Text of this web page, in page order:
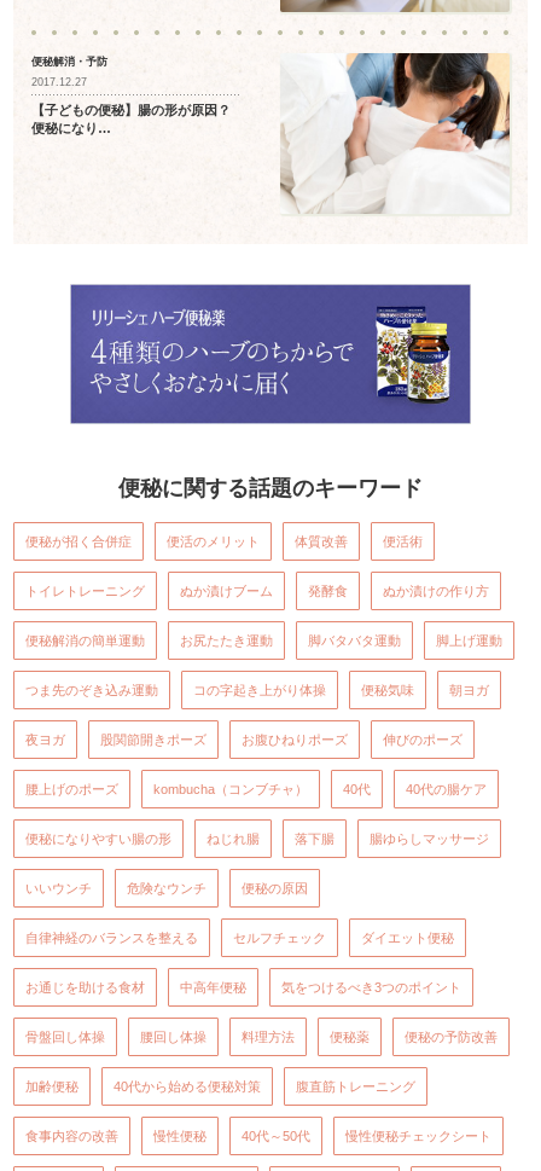
便秘解消・予防
2017.12.27
【子どもの便秘】腸の形が原因？
便秘になり…
便秘に関する話題のキーワード
便秘が招く合併症 便活のメリット 体質改善 便活術
トイレトレーニング ぬか漬けブーム 発酵食 ぬか漬けの作り方
便秘解消の簡単運動 お尻たたき運動 脚バタバタ運動 脚上げ運動
つま先のぞき込み運動 コの字起き上がり体操 便秘気味 朝ヨガ
夜ヨガ 股関節開きポーズ お腹ひねりポーズ 伸びのポーズ
腰上げのポーズ kombucha（コンブチャ） 40代 40代の腸ケア
便秘になりやすい腸の形 ねじれ腸 落下腸 腸ゆらしマッサージ
いいウンチ 危険なウンチ 便秘の原因
自律神経のバランスを整える セルフチェック ダイエット便秘
お通じを助ける食材 中高年便秘 気をつけるべき3つのポイント
骨盤回し体操 腰回し体操 料理方法 便秘薬 便秘の予防改善
加齢便秘 40代から始める便秘対策 腹直筋トレーニング
食事内容の改善 慢性便秘 40代～50代 慢性便秘チェックシート